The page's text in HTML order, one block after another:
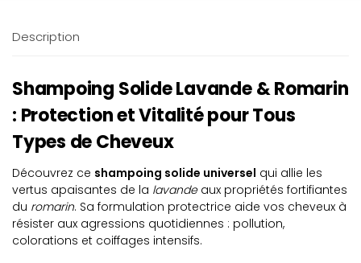
Description
Shampoing Solide Lavande & Romarin
: Protection et Vitalité pour Tous
Types de Cheveux
Découvrez ce shampoing solide universel qui allie les
vertus apaisantes de la lavandeaux propriétés fortifiantes
du romarin. Sa formulation protectrice aide vos cheveux à
résister aux agressions quotidiennes : pollution,
colorations et coiffages intensifs.